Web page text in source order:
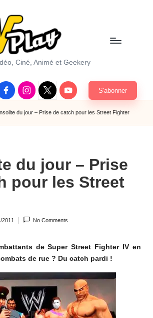
Ciné, Animé et Geekery
Instagram
X
|
Twitter
Youtube S'abonner
du jour – Prise de catch pour les Street Fighter
du jour – Prise
pour les Street
2011 No Comments
de Super Street Fighter IV en
de rue ? Du catch pardi !